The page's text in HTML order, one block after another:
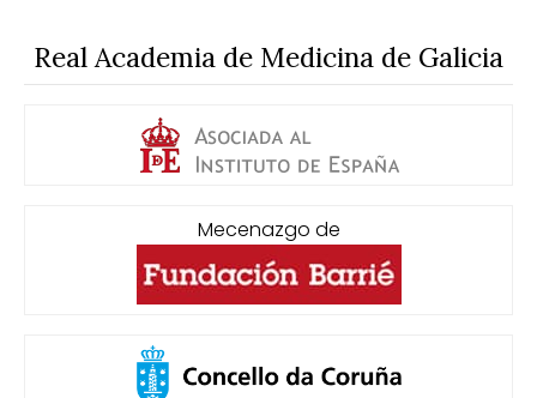
Real Academia de Medicina de Galicia
Mecenazgo de